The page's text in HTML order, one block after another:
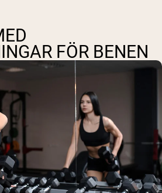
FÖR BENEN